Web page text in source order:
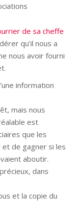
de sa cheffe
qu’il nous a
nous avoir fourni
information
mais nous
est
que les
de gagner si les
aboutir.
, dans
et la copie du